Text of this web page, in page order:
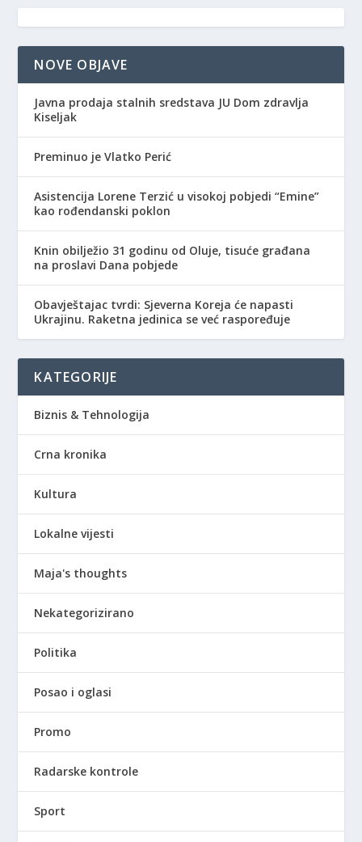
NOVE OBJAVE
Javna prodaja stalnih sredstava JU Dom zdravlja
Kiseljak
Preminuo je Vlatko Perić
Asistencija Lorene Terzić u visokoj pobjedi “Emine”
kao rođendanski poklon
Knin obilježio 31 godinu od Oluje, tisuće građana
na proslavi Dana pobjede
Obavještajac tvrdi: Sjeverna Koreja će napasti
Ukrajinu. Raketna jedinica se već raspoređuje
KATEGORIJE
Biznis & Tehnologija
Crna kronika
Kultura
Lokalne vijesti
Maja's thoughts
Nekategorizirano
Politika
Posao i oglasi
Promo
Radarske kontrole
Sport